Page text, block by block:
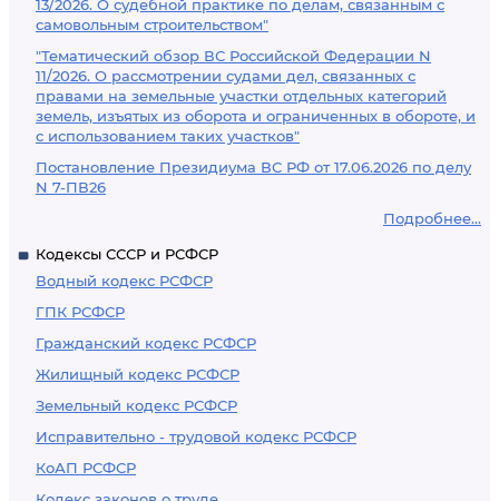
13/2026. О судебной практике по делам, связанным с
самовольным строительством"
"Тематический обзор ВС Российской Федерации N
11/2026. О рассмотрении судами дел, связанных с
правами на земельные участки отдельных категорий
земель, изъятых из оборота и ограниченных в обороте, и
с использованием таких участков"
Постановление Президиума ВС РФ от 17.06.2026 по делу
N 7-ПВ26
Подробнее...
Кодексы СССР и РСФСР
Водный кодекс РСФСР
ГПК РСФСР
Гражданский кодекс РСФСР
Жилищный кодекс РСФСР
Земельный кодекс РСФСР
Исправительно - трудовой кодекс РСФСР
КоАП РСФСР